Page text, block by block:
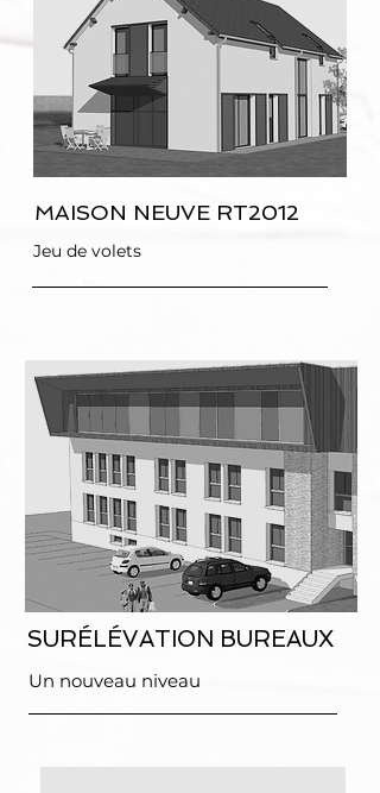
MAISON NEUVE RT2012
Jeu de volets
SURÉLÉVATION BUREAUX
Un nouveau niveau